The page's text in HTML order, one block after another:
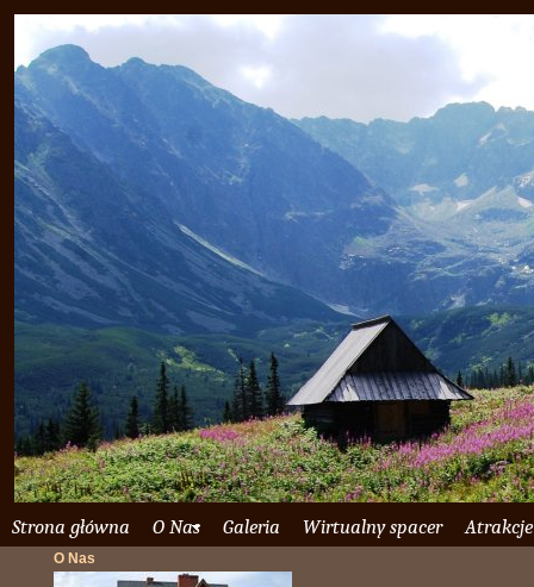
Strona główna O Nas Galeria Wirtualny spacer Atrakcje
O Nas